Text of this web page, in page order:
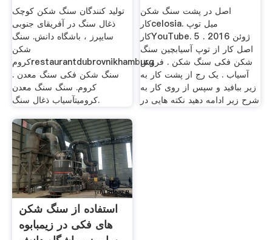
تولید کنندگان سنگ شکن کوچک
ذغال سنگ در آفریقای جنوبی
سایپرز ، باشگاه دانش. سنگ
شکن
کرومrestaurantdubrovnikhamburg
. سنگ شکن فکی سنگ معدن
کروم. سنگ سنگ معدن
کرومیتآسیاب ذغال سنگ.
اصل در پشت سنگ شکن
کارcelosia. میل توپ
کارYouTube. 5 ژوئن 2016 .
اصل کار از توپ آسیابچین سنگ
شکن فکی سنگ شکن . فروش
آسیاب . یک رج از پشت کار به
زیر ببافید و سپس از روی کار به
شرح زیر ادامه دهید نکته هايی در
استفاده از سنگ شکن
های فکی در زیمبابوه